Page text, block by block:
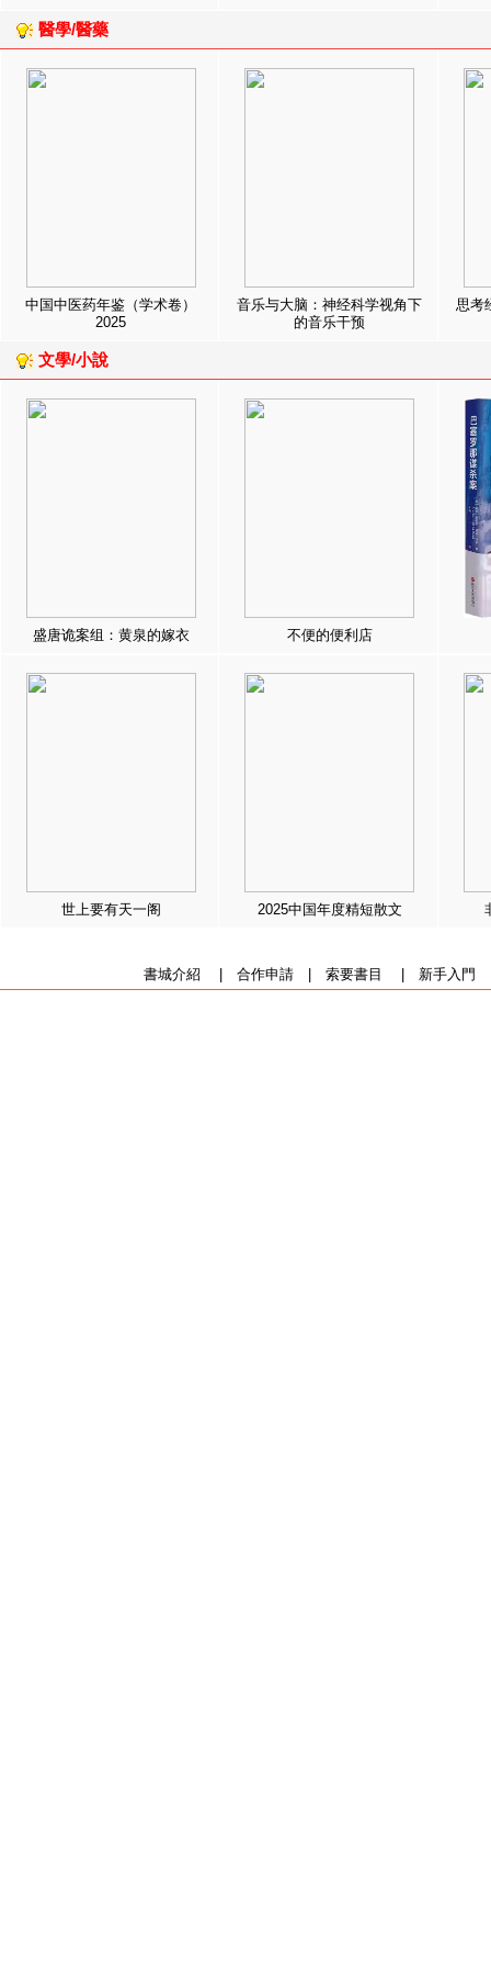
醫學/醫藥
中国中医药年鉴（学术卷）
2025
音乐与大脑：神经科学视角下
的音乐干预
思考
文學/小說
盛唐诡案组：黄泉的嫁衣 不便的便利店
世上要有天一阁 2025中国年度精短散文
書城介紹 合作申請| 索要書目 新手入門